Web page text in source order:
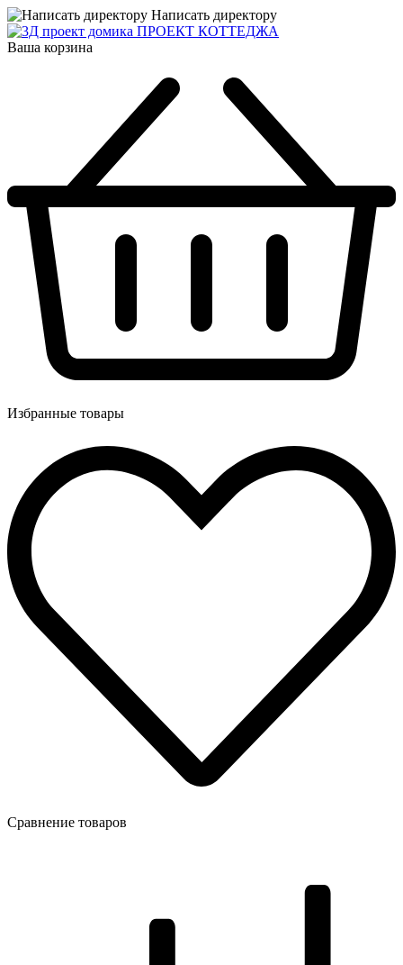
Написать директору
ПРОЕКТ КОТТЕДЖА
Ваша корзина
Избранные товары
Сравнение товаров